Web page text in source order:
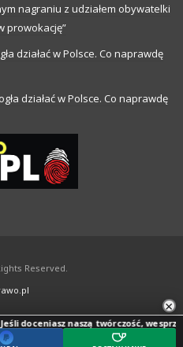
nagraniu z udziałem obywatelki
prowokację”
działać w Polsce. Co naprawdę
działać w Polsce. Co naprawdę
Reserved.
×
doceniasz naszą twórczość, wesprzyj